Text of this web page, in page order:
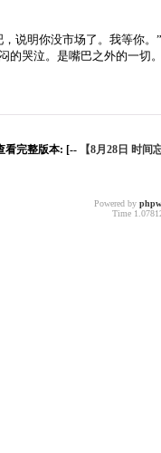
说明你没市场了。我等你。
的哭泣。是嘴巴之外的一切
看完整版本: [-- 【8月28日 时
Powered by
Time